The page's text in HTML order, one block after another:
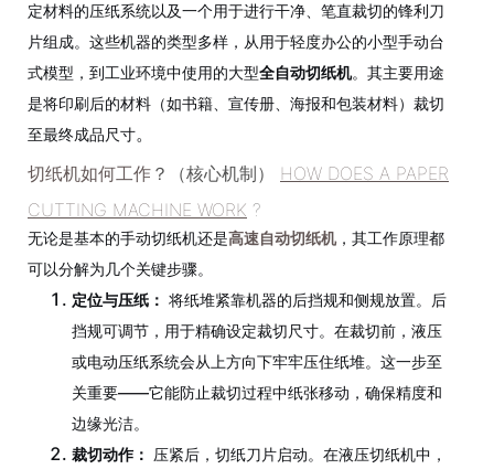
定材料的压纸系统以及一个用于进行干净、笔直裁切的锋利刀
片组成。这些机器的类型多样，从用于轻度办公的小型手动台
式模型，到工业环境中使用的大型全自动切纸机。其主要用途
是将印刷后的材料（如书籍、宣传册、海报和包装材料）裁切
至最终成品尺寸。
切纸机如何工作 ？（核心机制） HOW DOES A PAPER
CUTTING MACHINE WORK ?
无论是基本的手动切纸机还是高速自动切纸机，其工作原理都
可以分解为几个关键步骤。
定位与压纸： 将纸堆紧靠机器的后挡规和侧规放置。后
挡规可调节，用于精确设定裁切尺寸。在裁切前，液压
或电动压纸系统会从上方向下牢牢压住纸堆。这一步至
关重要——它能防止裁切过程中纸张移动，确保精度和
边缘光洁。
裁切动作： 压紧后，切纸刀片启动。在液压切纸机中，